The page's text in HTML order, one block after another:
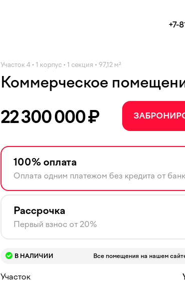
+7-
Участок 4 • 1 корпус • 1 секция • 97,12 м²
Коммерческое
22 300 000₽
100% оплата
Оплата одним платежом без кредита от
Рассрочка
Первый взнос от 20%
В НАЛИЧИИ Все помещения на нашем
Участок